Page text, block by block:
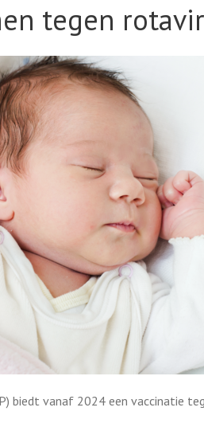
tegen
biedt vanaf 2024 een vaccinatie